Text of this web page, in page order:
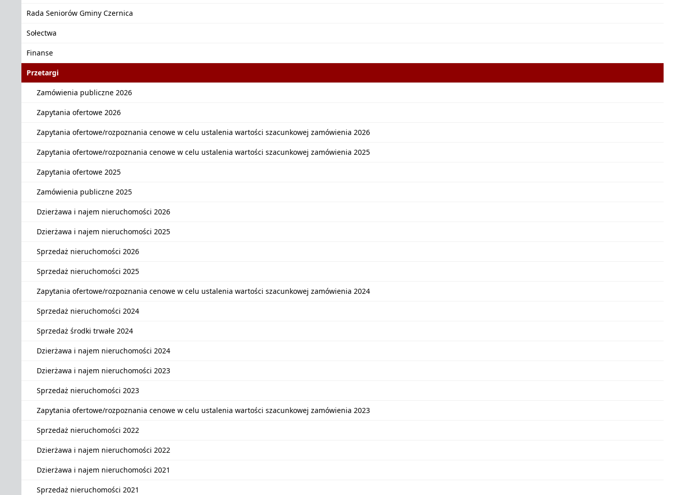
Rada Seniorów Gminy Czernica
Sołectwa
Finanse
Przetargi
Zamówienia publiczne 2026
Zapytania ofertowe 2026
Zapytania ofertowe/rozpoznania cenowe w celu ustalenia wartości szacunkowej zamówienia 2026
Zapytania ofertowe/rozpoznania cenowe w celu ustalenia wartości szacunkowej zamówienia 2025
Zapytania ofertowe 2025
Zamówienia publiczne 2025
Dzierżawa i najem nieruchomości 2026
Dzierżawa i najem nieruchomości 2025
Sprzedaż nieruchomości 2026
Sprzedaż nieruchomości 2025
Zapytania ofertowe/rozpoznania cenowe w celu ustalenia wartości szacunkowej zamówienia 2024
Sprzedaż nieruchomości 2024
Sprzedaż środki trwałe 2024
Dzierżawa i najem nieruchomości 2024
Dzierżawa i najem nieruchomości 2023
Sprzedaż nieruchomości 2023
Zapytania ofertowe/rozpoznania cenowe w celu ustalenia wartości szacunkowej zamówienia 2023
Sprzedaż nieruchomości 2022
Dzierżawa i najem nieruchomości 2022
Dzierżawa i najem nieruchomości 2021
Sprzedaż nieruchomości 2021